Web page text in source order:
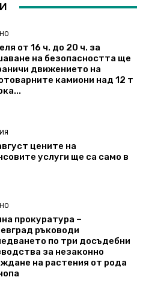
от 16 ч. до 20 ч. за
на безопасността ще
движението на
камиони над 12 т
цените на
услуги ще са само в
прокуратура –
ръководи
по три досъдебни
за незаконно
на растения от рода